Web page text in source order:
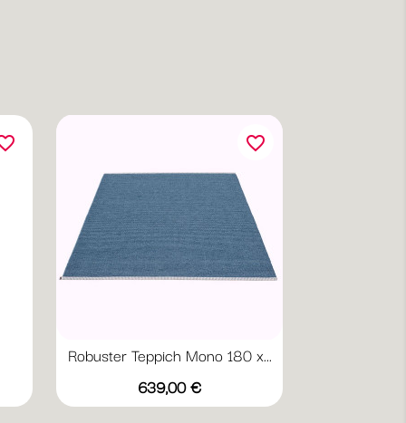
Robuster Teppich Mono 180 x...
Preis
639,00 €
Vorschau
Red
GranitTurquoise
/
Linen
/
/
favorite_border